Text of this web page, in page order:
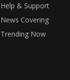
Help & Support
News Covering
Trending Now